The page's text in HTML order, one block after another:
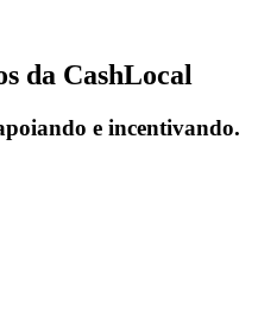
da CashLocal
e incentivando.